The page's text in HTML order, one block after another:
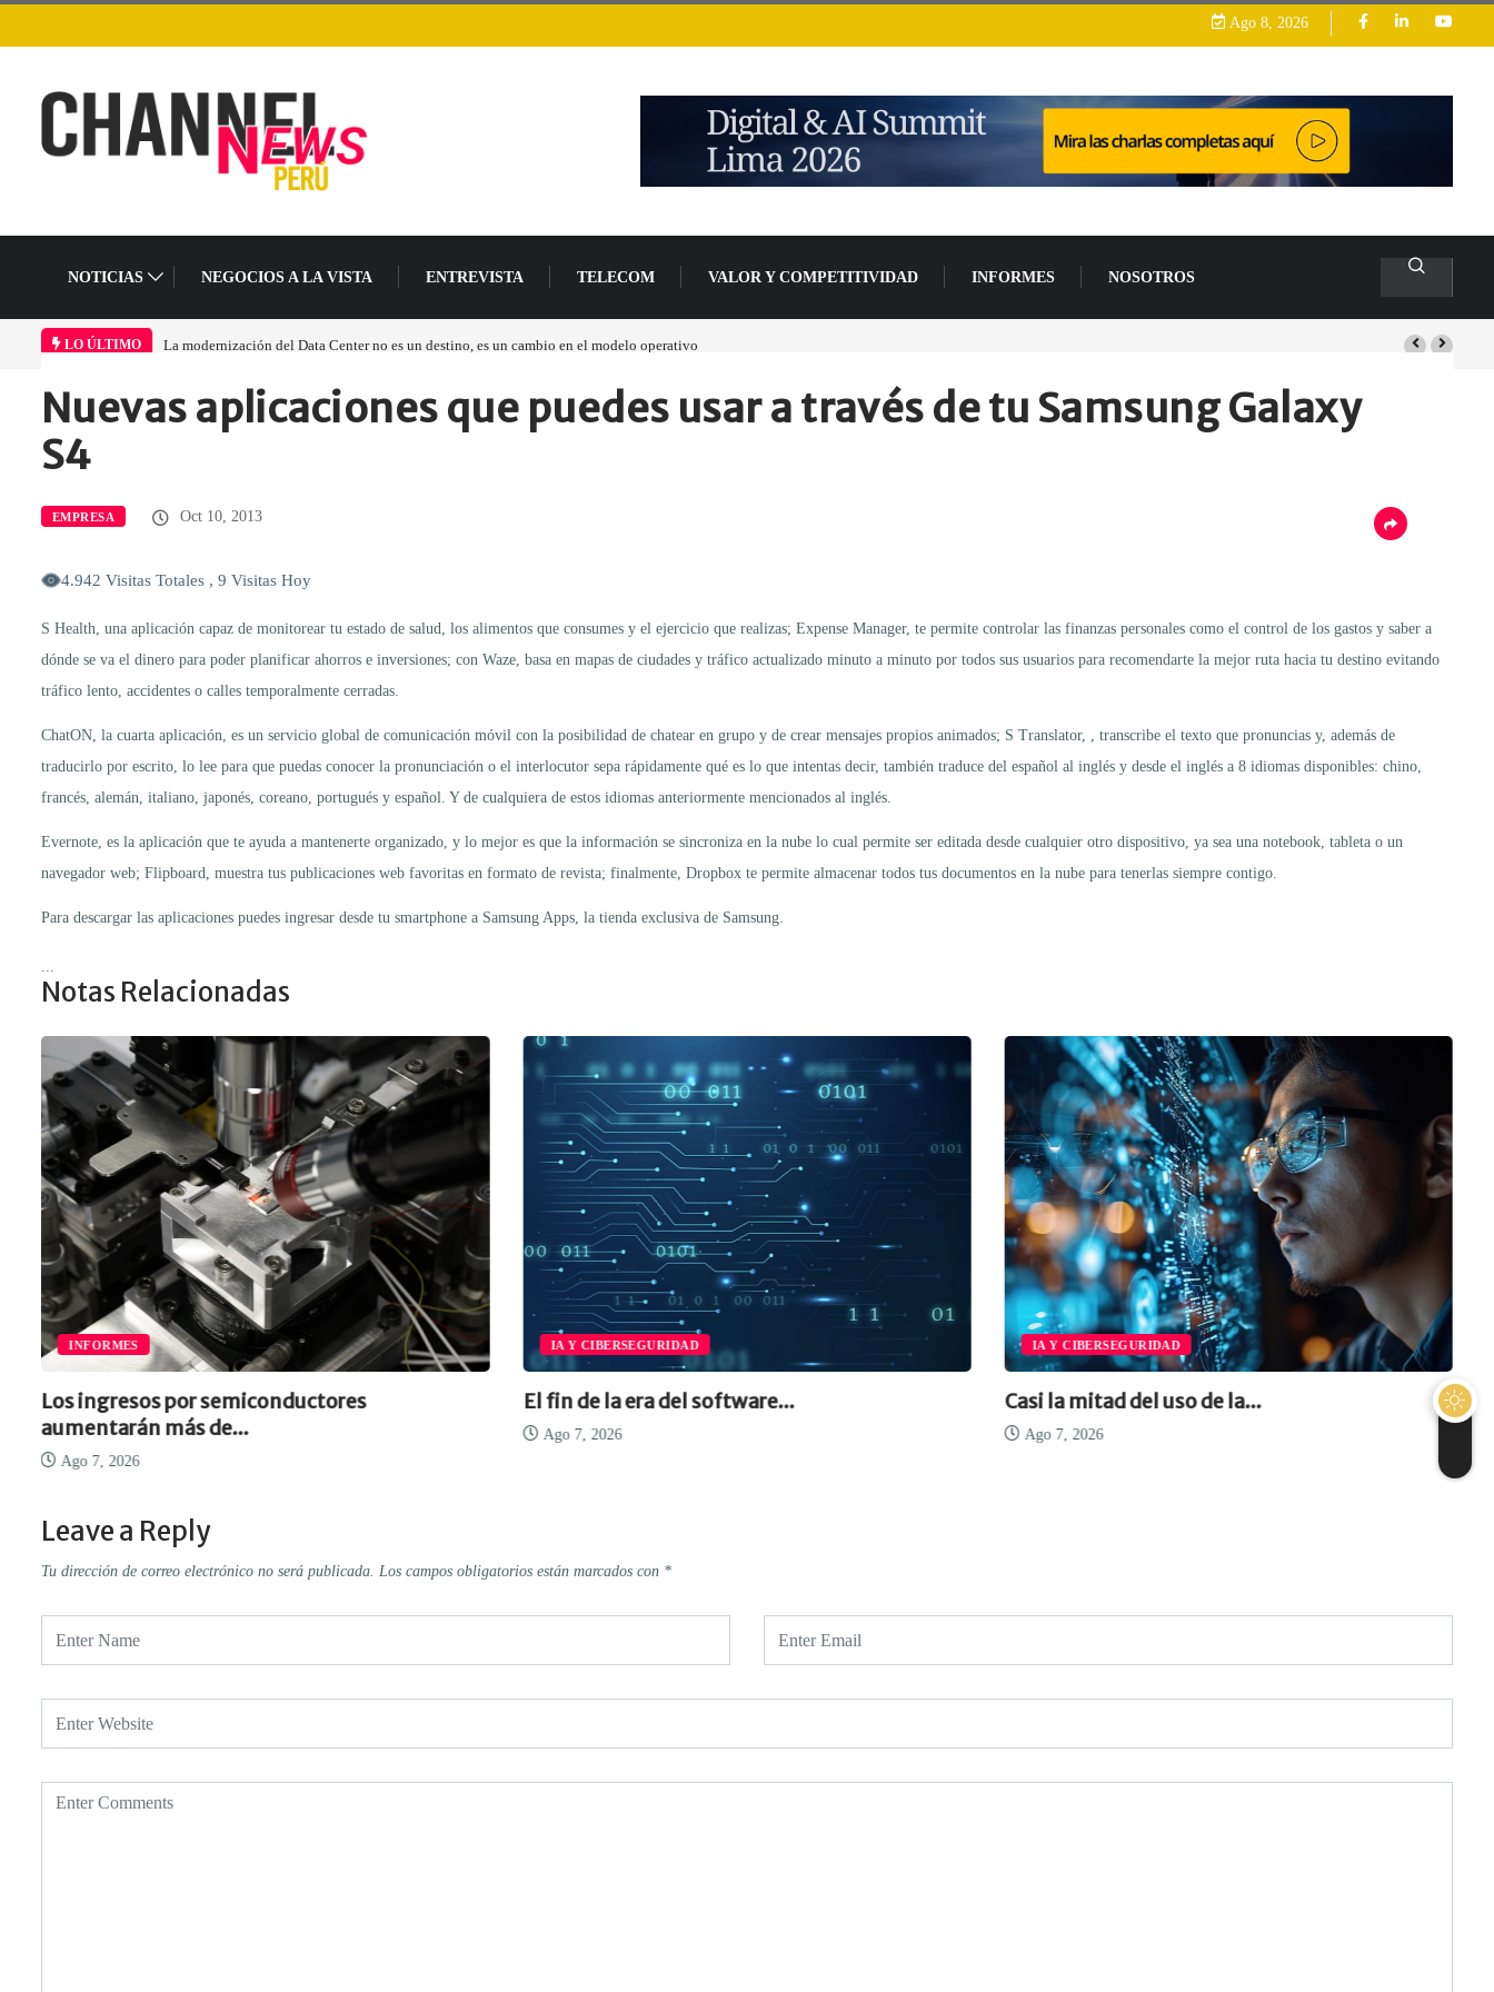
Ago 8, 2026
NOTICIAS NEGOCIOS A LA VISTA ENTREVISTA TELECOM VALOR Y COMPETITIVIDAD INFORMES NOSOTROS
LO ÚLTIMOLa modernización del Data Center no es un destino, es un cambio en el modelo operativo Los ingresos por semiconductores aumentarán más de un 94 % en 2026
Home Empresa Nuevas aplicaciones que…
Nuevas aplicaciones que puedes usar a través de tu Samsung Galaxy
S4
EMPRESA Oct 10, 2013
4.942 Visitas Totales , 9 Visitas Hoy
S Health, una aplicación capaz de monitorear tu estado de salud, los alimentos que consumes y el ejercicio que realizas; Expense Manager, te permite controlar las finanzas personales como el control de los gastos y saber a
dónde se va el dinero para poder planificar ahorros e inversiones; con Waze, basa en mapas de ciudades y tráfico actualizado minuto a minuto por todos sus usuarios para recomendarte la mejor ruta hacia tu destino evitando
tráfico lento, accidentes o calles temporalmente cerradas.
ChatON, la cuarta aplicación, es un servicio global de comunicación móvil con la posibilidad de chatear en grupo y de crear mensajes propios animados; S Translator, , transcribe el texto que pronuncias y, además de
traducirlo por escrito, lo lee para que puedas conocer la pronunciación o el interlocutor sepa rápidamente qué es lo que intentas decir, también traduce del español al inglés y desde el inglés a 8 idiomas disponibles: chino,
francés, alemán, italiano, japonés, coreano, portugués y español. Y de cualquiera de estos idiomas anteriormente mencionados al inglés.
Evernote, es la aplicación que te ayuda a mantenerte organizado, y lo mejor es que la información se sincroniza en la nube lo cual permite ser editada desde cualquier otro dispositivo, ya sea una notebook, tableta o un
navegador web; Flipboard, muestra tus publicaciones web favoritas en formato de revista; finalmente, Dropbox te permite almacenar todos tus documentos en la nube para tenerlas siempre contigo.
Para descargar las aplicaciones puedes ingresar desde tu smartphone a Samsung Apps, la tienda exclusiva de Samsung.
Notas Relacionadas
INFORMES
Los ingresos por semiconductores
aumentarán más de...
Ago 7, 2026
IA Y CIBERSEGURIDAD
El fin de la era del software...
Ago 7, 2026
IA Y CIBERSEGURIDAD
Casi la mitad del uso de la...
Ago 7, 2026
Leave a Reply
Tu dirección de correo electrónico no será publicada. Los campos obligatorios están marcados con *